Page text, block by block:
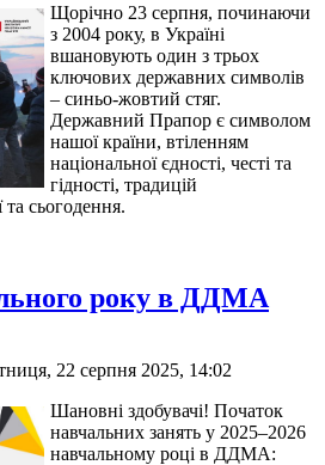
Щорічно 23 серпня, починаючи
з 2004 року, в Україні
вшановують один з трьох
ключових державних символів
– синьо-жовтий стяг.
Державний Прапор є символом
нашої країни, втіленням
національної єдності, честі та
гідності, традицій
та сьогодення.
року в ДДМА
22 серпня 2025, 14:02
Шановні здобувачі! Початок
навчальних занять у 2025–2026
навчальному році в ДДМА: